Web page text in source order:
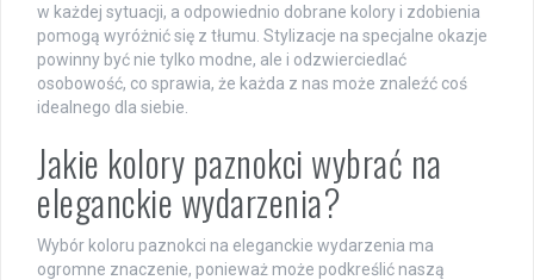
w każdej sytuacji, a odpowiednio dobrane kolory i zdobienia
pomogą wyróżnić się z tłumu. Stylizacje na specjalne okazje
powinny być nie tylko modne, ale i odzwierciedlać
osobowość, co sprawia, że każda z nas może znaleźć coś
idealnego dla siebie.
Jakie kolory paznokci wybrać na
eleganckie wydarzenia?
Wybór koloru paznokci na eleganckie wydarzenia ma
ogromne znaczenie, ponieważ może podkreślić naszą